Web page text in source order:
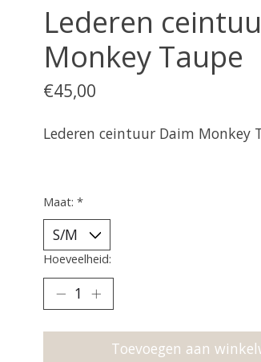
Lederen
Monkey Taupe
€45,00
Lederen ceintuur Daim Monkey
Maat: *
Hoeveelheid:
Toevoegen aan